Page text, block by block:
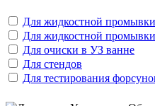
Для жидкостной
Для жидкостной
Для очиски в УЗ ванне
Для стендов
Для тестирования